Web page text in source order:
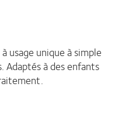
usage unique à simple
Adaptés à des enfants